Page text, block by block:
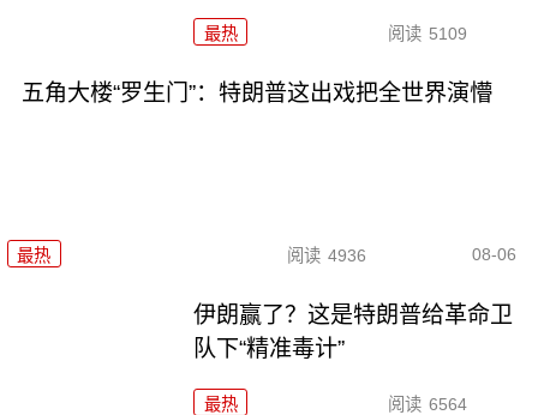
最热 阅读 5109
五角大楼“罗生门”：特朗普这出戏把全世界演懵
最热 阅读 4936 08-06
伊朗赢了？这是特朗普给革命卫
队下“精准毒计”
最热 阅读 6564